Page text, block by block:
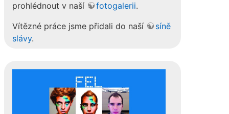
prohlédnout v naší
fotogalerii.
Vítězné práce jsme přidali do naší
síně
slávy.